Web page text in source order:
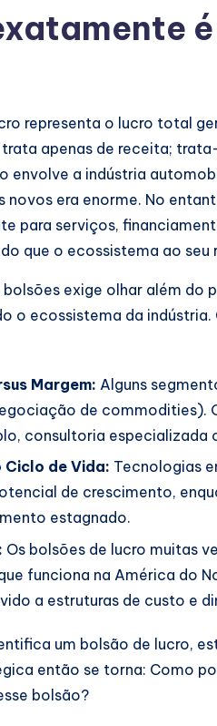
representa o lucro total
apenas de receita;
envolve a indústria
novos era enorme. No
para serviços,
que o ecossistema ao seu
exige olhar além do
o ecossistema da
Margem: Alguns
de commodities).
consultoria especializada
Ciclo de Vida: Tecnologias
de crescimento,
estagnado.
Os bolsões de lucro muitas
funciona na América do
a estruturas de custo e
um bolsão de lucro,
então se torna: Como
bolsão?